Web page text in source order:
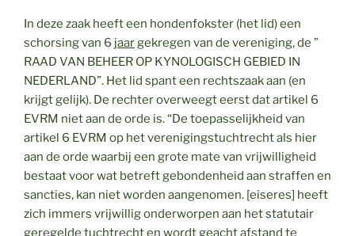
In deze zaak heeft een hondenfokster (het lid) een
schorsing van 6 jaargekregen van de vereniging, de ”
RAAD VAN BEHEER OP KYNOLOGISCH GEBIED IN
NEDERLAND”. Het lid spant een rechtszaak aan (en
krijgt gelijk). De rechter overweegt eerst dat artikel 6
EVRM niet aan de orde is. “De toepasselijkheid van
artikel 6 EVRM op het verenigingstuchtrecht als hier
aan de orde waarbij een grote mate van vrijwilligheid
bestaat voor wat betreft gebondenheid aan straffen en
sancties, kan niet worden aangenomen. [eiseres] heeft
zich immers vrijwillig onderworpen aan het statutair
geregelde tuchtrecht en wordt geacht afstand te